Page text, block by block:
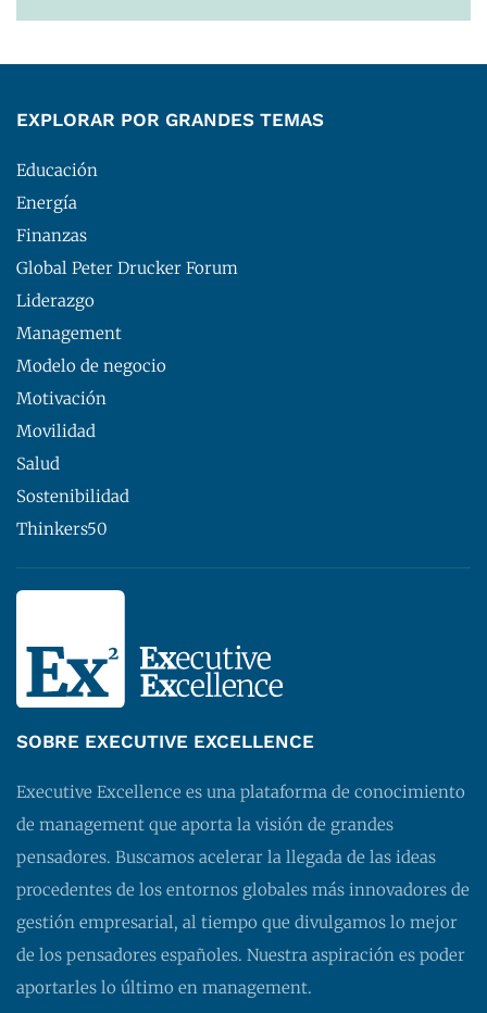
EXPLORAR POR GRANDES TEMAS
Educación
Energía
Finanzas
Global Peter Drucker Forum
Liderazgo
Management
Modelo de negocio
Motivación
Movilidad
Salud
Sostenibilidad
Thinkers50
SOBRE EXECUTIVE EXCELLENCE
Executive Excellence es una plataforma de conocimiento
de management que aporta la visión de grandes
pensadores. Buscamos acelerar la llegada de las ideas
procedentes de los entornos globales más innovadores de
gestión empresarial, al tiempo que divulgamos lo mejor
de los pensadores españoles. Nuestra aspiración es poder
aportarles lo último en management.